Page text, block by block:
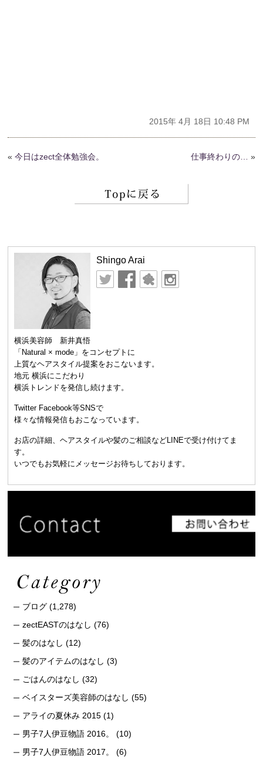
2015年 4月 18日 10:48 PM
«今日はzect全体勉強会。 仕事終わりの… »
Shingo Arai
横浜美容師 新井真悟
「Natural × mode」をコンセプトに
上質なヘアスタイル提案をおこないます。
地元 横浜にこだわり
横浜トレンドを発信し続けます。
Twitter Facebook等SNSで
様々な情報発信もおこなっています。
お店の詳細、ヘアスタイルや髪のご相談などLINEで受け付けてま
す。
いつでもお気軽にメッセージお待ちしております。
ブログ (1,278)
zectEASTのはなし (76)
髪のはなし (12)
髪のアイテムのはなし (3)
ごはんのはなし (32)
ベイスターズ美容師のはなし (55)
アライの夏休み 2015 (1)
男子7人伊豆物語 2016。
(10)
男子7人伊豆物語 2017。
(6)